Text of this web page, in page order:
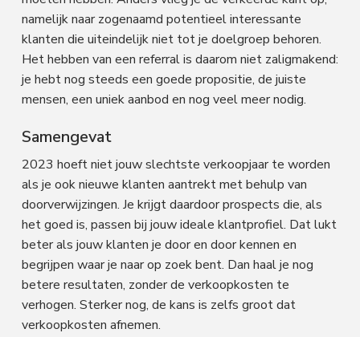
namelijk naar zogenaamd potentieel interessante
klanten die uiteindelijk niet tot je doelgroep behoren.
Het hebben van een referral is daarom niet zaligmakend:
je hebt nog steeds een goede propositie, de juiste
mensen, een uniek aanbod en nog veel meer nodig.
Samengevat
2023 hoeft niet jouw slechtste verkoopjaar te worden
als je ook nieuwe klanten aantrekt met behulp van
doorverwijzingen. Je krijgt daardoor prospects die, als
het goed is, passen bij jouw ideale klantprofiel. Dat lukt
beter als jouw klanten je door en door kennen en
begrijpen waar je naar op zoek bent. Dan haal je nog
betere resultaten, zonder de verkoopkosten te
verhogen. Sterker nog, de kans is zelfs groot dat
verkoopkosten afnemen.